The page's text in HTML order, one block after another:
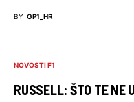
BY GP1_HR
NOVOSTI F1
RUSSELL: ŠTO TE NE